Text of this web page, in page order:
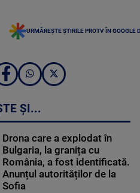
URMĂREȘTE ȘTIRILE PROTV ÎN GOOGLE
ȘI...
Drona care a explodat în
Bulgaria, la granița cu
România, a fost identificată.
Anunțul autorităților de la
Sofia